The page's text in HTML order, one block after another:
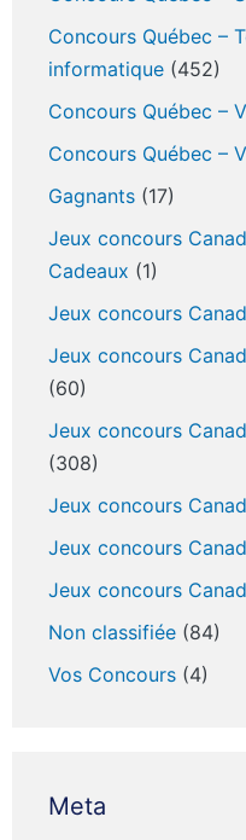
Concours Québec –
informatique (452)
Concours Québec –
Concours Québec –
Gagnants (17)
Jeux concours
Cadeaux (1)
Jeux concours
Jeux concours
(60)
Jeux concours
(308)
Jeux concours
Jeux concours
Jeux concours
Non classifiée (84)
Vos Concours (4)
Meta